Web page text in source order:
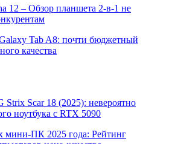
12 – Обзор планшета 2-в-1 не
Tab A8: почти бюджетный
качества
Strix Scar 18 (2025): невероятно
ноутбука с RTX 5090
ПК 2025 года: Рейтинг